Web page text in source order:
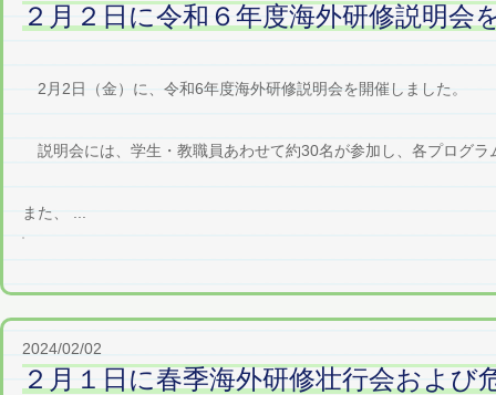
２月２日に令和６年度海外研修説明会
2月2日（金）に、令和6年度海外研修説明会を開催しました。
説明会には、学生・教職員あわせて約30名が参加し、各プログ
また、 ...
2024/02/02
２月１日に春季海外研修壮行会およ